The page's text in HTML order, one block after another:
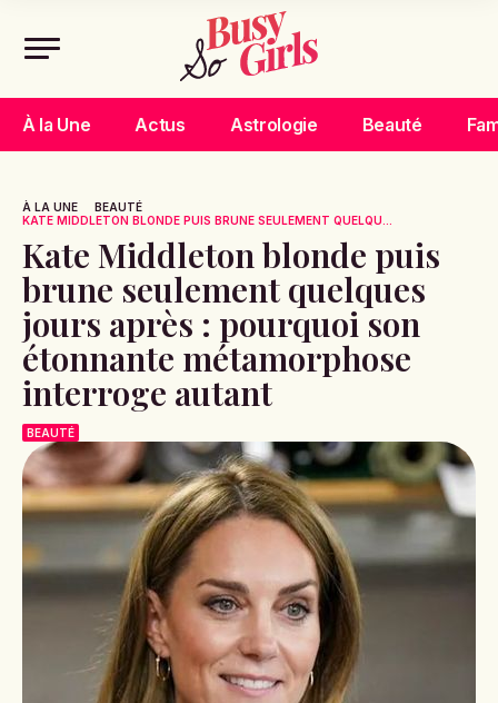
À la Une Actus Astrologie Beauté
À LA UNE
BEAUTÉ
KATE MIDDLETON BLONDE PUIS BRUNE SEULEMENT QUELQU...
Kate Middleton blonde puis
brune seulement quelques
jours après : pourquoi son
étonnante métamorphose
interroge autant
BEAUTÉ